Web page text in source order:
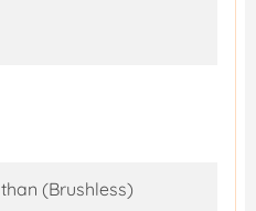
(Brushless)